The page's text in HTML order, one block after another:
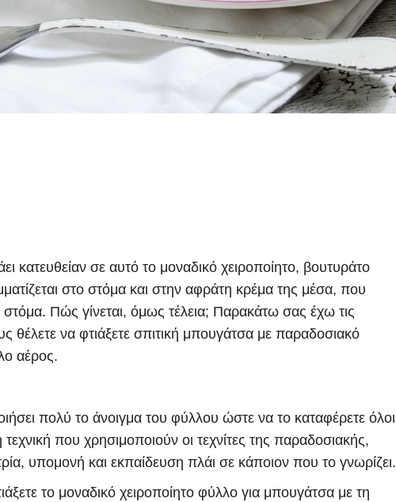
κατευθείαν σε αυτό το μοναδικό χειροποίητο, βουτυράτο
στο στόμα και στην αφράτη κρέμα της μέσα, που
Πώς γίνεται, όμως τέλεια; Παρακάτω σας έχω τις
θέλετε να φτιάξετε σπιτική μπουγάτσα με παραδοσιακό
αέρος.
πολύ το άνοιγμα του φύλλου ώστε να το καταφέρετε όλοι
τεχνική που χρησιμοποιούν οι τεχνίτες της παραδοσιακής,
υπομονή και εκπαίδευση πλάι σε κάποιον που το γνωρίζει.
το μοναδικό χειροποίητο φύλλο για μπουγάτσα με τη